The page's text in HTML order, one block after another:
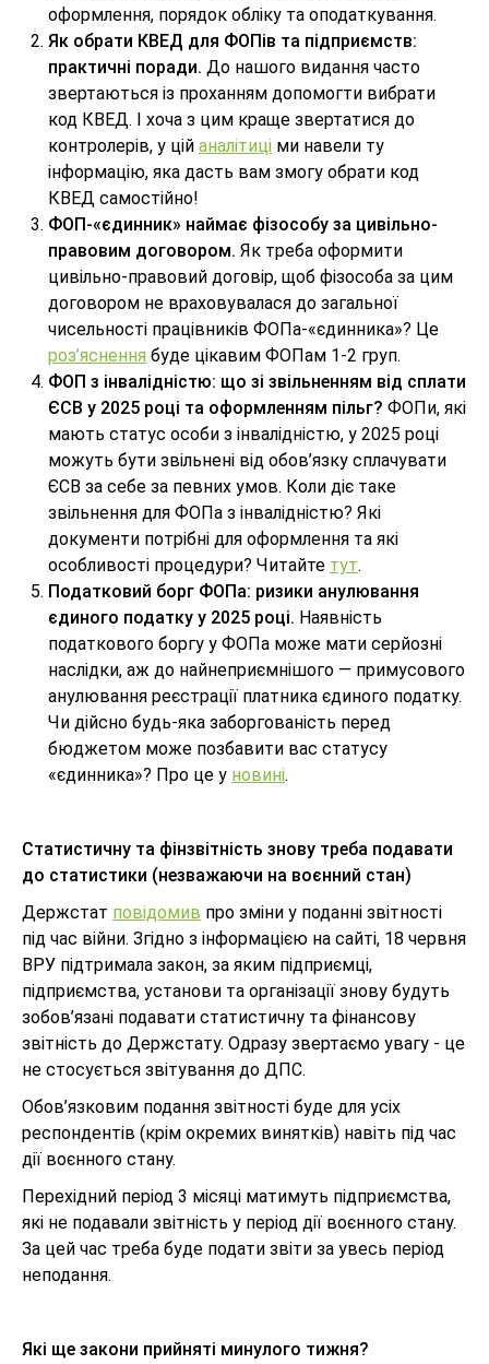
оформлення, порядок обліку та оподаткування.
Як обрати КВЕД для ФОПів та підприємств:
практичні поради. До нашого видання часто
звертаються із проханням допомогти вибрати
код КВЕД. І хоча з цим краще звертатися до
контролерів, у цій аналітиці ми навели ту
інформацію, яка дасть вам змогу обрати код
КВЕД самостійно!
ФОП-«єдинник» наймає фізособу за цивільно-
правовим договором. Як треба оформити
цивільно-правовий договір, щоб фізособа за цим
договором не враховувалася до загальної
чисельності працівників ФОПа-«єдинника»? Це
роз’яснення буде цікавим ФОПам 1-2 груп.
ФОП з інвалідністю: що зі звільненням від сплати
ЄСВ у 2025 році та оформленням пільг? ФОПи, які
мають статус особи з інвалідністю, у 2025 році
можуть бути звільнені від обов’язку сплачувати
ЄСВ за себе за певних умов. Коли діє таке
звільнення для ФОПа з інвалідністю? Які
документи потрібні для оформлення та які
особливості процедури? Читайте тут.
Податковий борг ФОПа: ризики анулювання
єдиного податку у 2025 році. Наявність
податкового боргу у ФОПа може мати серйозні
наслідки, аж до найнеприємнішого — примусового
анулювання реєстрації платника єдиного податку.
Чи дійсно будь-яка заборгованість перед
бюджетом може позбавити вас статусу
«єдинника»? Про це у новині.
Статистичну та фінзвітність знову треба подавати
до статистики (незважаючи на воєнний стан)
Держстат повідомив про зміни у поданні звітності
під час війни. Згідно з інформацією на сайті, 18 червня
ВРУ підтримала закон, за яким підприємці,
підприємства, установи та організації знову будуть
зобов’язані подавати статистичну та фінансову
звітність до Держстату. Одразу звертаємо увагу - це
не стосується звітування до ДПС.
Обов’язковим подання звітності буде для усіх
респондентів (крім окремих винятків) навіть під час
дії воєнного стану.
Перехідний період 3 місяці матимуть підприємства,
які не подавали звітність у період дії воєнного стану.
За цей час треба буде подати звіти за увесь період
неподання.
Які ще закони прийняті минулого тижня?